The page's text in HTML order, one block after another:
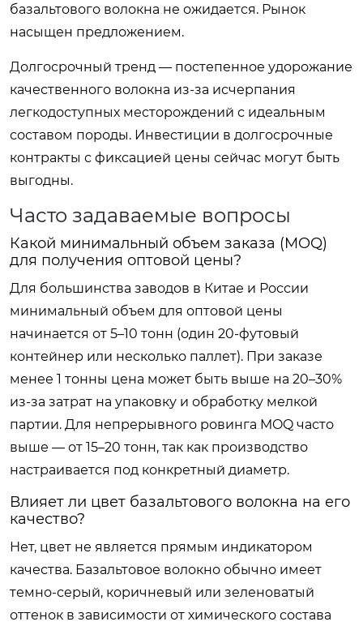
базальтового волокна не ожидается. Рынок
насыщен предложением.
Долгосрочный тренд — постепенное удорожание
качественного волокна из-за исчерпания
легкодоступных месторождений с идеальным
составом породы. Инвестиции в долгосрочные
контракты с фиксацией цены сейчас могут быть
выгодны.
Часто задаваемые вопросы
Какой минимальный объем заказа (MOQ)
для получения оптовой цены?
Для большинства заводов в Китае и России
минимальный объем для оптовой цены
начинается от 5–10 тонн (один 20-футовый
контейнер или несколько паллет). При заказе
менее 1 тонны цена может быть выше на 20–30%
из-за затрат на упаковку и обработку мелкой
партии. Для непрерывного ровинга MOQ часто
выше — от 15–20 тонн, так как производство
настраивается под конкретный диаметр.
Влияет ли цвет базальтового волокна на его
качество?
Нет, цвет не является прямым индикатором
качества. Базальтовое волокно обычно имеет
темно-серый, коричневый или зеленоватый
оттенок в зависимости от химического состава